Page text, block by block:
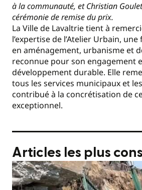
à la communauté, et Christian
cérémonie de remise du prix.
La Ville de Lavaltrie tient à
l’expertise de l’Atelier Urbain,
en aménagement, urbanisme et
reconnue pour son engagement
développement durable. Elle
tous les services municipaux et
contribué à la concrétisation de
exceptionnel.
Articles les plus